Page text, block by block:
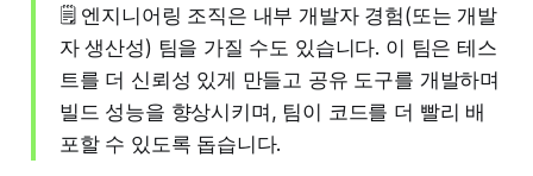
🗒️ 엔지니어링 조직은 내부 개발자 경험(또는 개발
자 생산성) 팀을 가질 수도 있습니다. 이 팀은 테스
트를 더 신뢰성 있게 만들고 공유 도구를 개발하며
빌드 성능을 향상시키며, 팀이 코드를 더 빨리 배
포할 수 있도록 돕습니다.